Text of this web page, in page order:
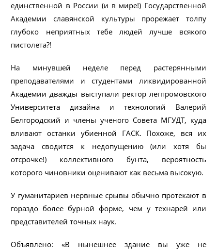
единственной в России (и в мире!) Государственной
Академии славянской культуры прорежает толпу
глубоко неприятных тебе людей лучше всякого
пистолета?!
На минувшей неделе перед растерянными
преподавателями и студентами ликвидированной
Академии дважды выступали ректор легпромовского
Университета дизайна и технологий Валерий
Белгородский и члены ученого Совета МГУДТ, куда
вливают останки убиенной ГАСК. Похоже, вся их
задача сводится к недопущению (или хотя бы
отсрочке!) коллективного бунта, вероятность
которого чиновники оценивают как весьма высокую.
У гуманитариев нервные срывы обычно протекают в
гораздо более бурной форме, чем у технарей или
представителей точных наук.
Объявлено: «В нынешнее здание вы уже не